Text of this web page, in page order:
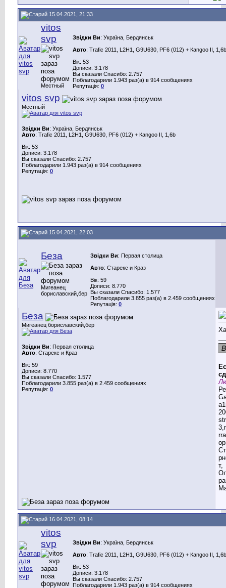
15.04.2021, 21:33
vitos
svp
Местный
Звідки Ви: Україна, Бердянськ
Авто: Trafic 2011, L2H1, G9U630, PF6 (012) + Каngoo II, 1,6b
Вік: 53
Дописи: 3.178
Вы сказали Спасибо: 2.757
Поблагодарили 1.943 раз(а) в 914 сообщениях
Репутація: 0
vitos svp
Местный
Звідки Ви: Україна, Бердянськ
Авто: Trafic 2011, L2H1, G9U630, PF6 (012) + Каngoo II, 1,6b
Вік: 53
Дописи: 3.178
Вы сказали Спасибо: 2.757
Поблагодарили 1.943 раз(а) в 914 сообщениях
Репутація: 0
15.04.2021, 22:03
Беза
Мигеанец
бориславский,бер
Звідки Ви: Первая столица
Авто: Старекс и Краз
Вік: 59
Дописи: 8.770
Вы сказали Спасибо: 1.577
Поблагодарили 3.855 раз(а) в 2.459 сообщениях
Репутація: 0
Беза
Мигеанец бориславский,бер
Звідки Ви: Первая столица
Авто: Старекс и Краз
Вік: 59
Дописи: 8.770
Вы сказали Спасибо: 1.577
Поблагодарили 3.855 раз(а) в 2.459 сообщениях
Репутація: 0
т,
16.04.2021, 08:14
vitos
svp
Звідки Ви: Україна, Бердянськ
Авто: Trafic 2011, L2H1, G9U630, PF6 (012) + Каngoo II, 1,6b
Вік: 53
Дописи: 3.178
Вы сказали Спасибо: 2.757
Поблагодарили 1.943 раз(а) в 914 сообщениях